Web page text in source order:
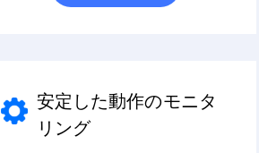
安定した動作のモニタ
リング